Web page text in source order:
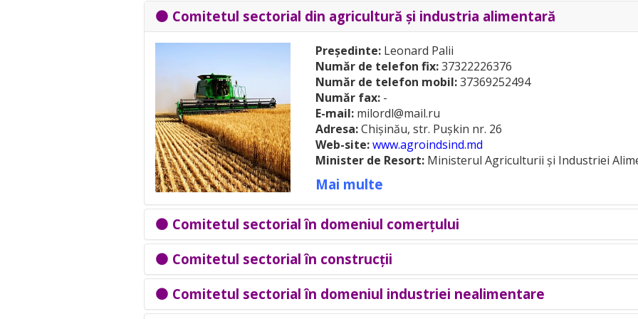
⚫ Comitetul sectorial din agricultură şi industria alimentară
Președinte: Leonard Palii
Număr de telefon fix:37322226376
Număr de telefon mobil:37369252494
Număr fax: -
E-mail: milordl@mail.ru
Adresa:Chişinău, str. Puşkin nr. 26
Web-site:www.agroindsind.md
Minister de Resort: Ministerul Agriculturii şi Industriei
Mai multe
⚫ Comitetul sectorial în domeniul comerţului
Președinte:Svetlana Țurcanu
Număr de telefon fix:-
Număr de telefon mobil:37369299757
Număr fax:-
⚫ Comitetul sectorial în construcţii
Președinte: Lidia Barburoș
Număr de telefon fix:373210998
⚫ Comitetul sectorial în domeniul industriei nealimentare